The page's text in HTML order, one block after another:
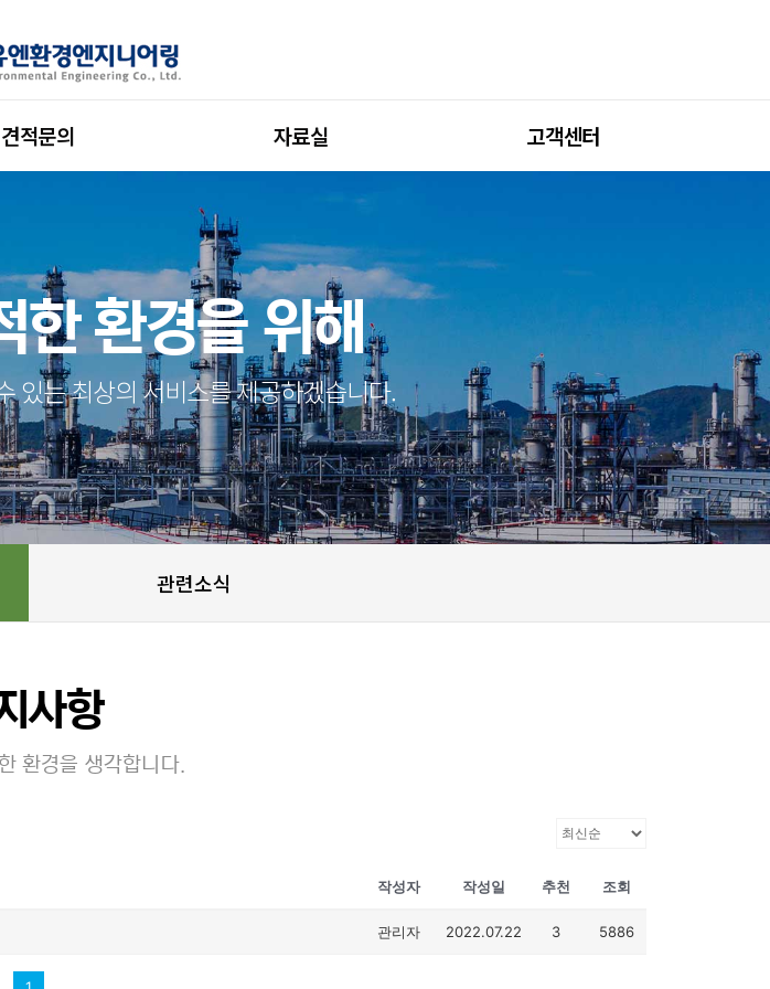
견적문의 자료실 고객센터
한 환경을 위해
있는 최상의 서비스를 제공하겠습니다.
관련소식
사항
환경을 생각합니다.
작성자 작성일 추천 조회
관리자 2022.07.22 3 5886